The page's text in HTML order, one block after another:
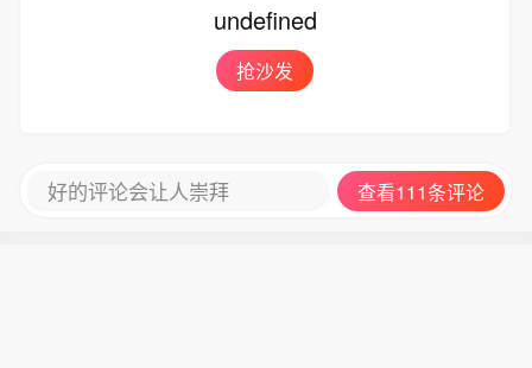
undefined
抢沙发
好的评论会让人崇拜 查看111条评论